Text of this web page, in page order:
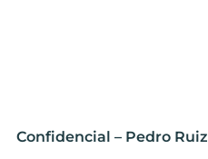
Confidencial – Pedro Ruiz